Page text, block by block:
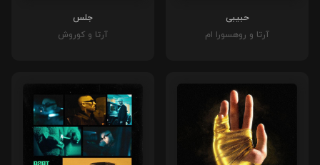
حبیبی
آرتا و روهسورا ام
جلس
آرتا و کوروش